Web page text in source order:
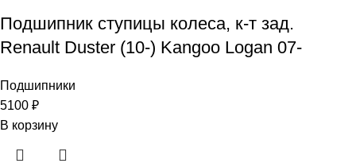
Подшипник ступицы колеса, к-т зад.
Renault Duster (10-) Kangoo Logan 07-
Подшипники
5100 ₽
В корзину